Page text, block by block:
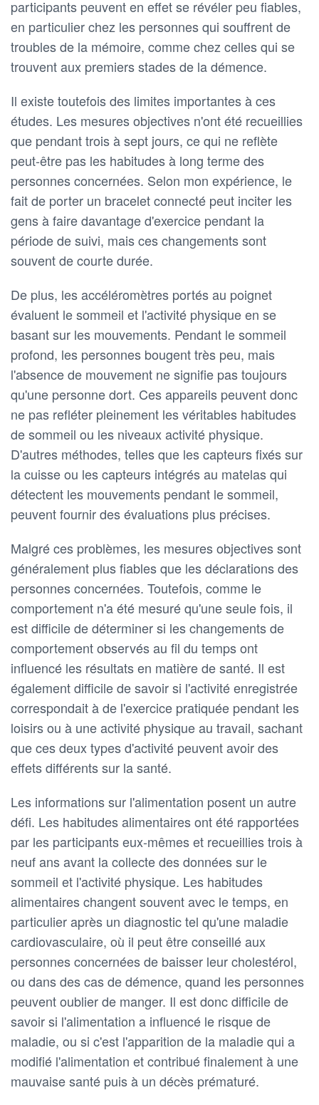
participants peuvent en effet se révéler peu fiables,
en particulier chez les personnes qui souffrent de
troubles de la mémoire, comme chez celles qui se
trouvent aux premiers stades de la démence.
Il existe toutefois des limites importantes à ces
études. Les mesures objectives n'ont été recueillies
que pendant trois à sept jours, ce qui ne reflète
peut-être pas les habitudes à long terme des
personnes concernées. Selon mon expérience, le
fait de porter un bracelet connecté peut inciter les
gens à faire davantage d'exercice pendant la
période de suivi, mais ces changements sont
souvent de courte durée.
De plus, les accéléromètres portés au poignet
évaluent le sommeil et l'activité physique en se
basant sur les mouvements. Pendant le sommeil
profond, les personnes bougent très peu, mais
l'absence de mouvement ne signifie pas toujours
qu'une personne dort. Ces appareils peuvent donc
ne pas refléter pleinement les véritables habitudes
de sommeil ou les niveaux activité physique.
D'autres méthodes, telles que les capteurs fixés sur
la cuisse ou les capteurs intégrés au matelas qui
détectent les mouvements pendant le sommeil,
peuvent fournir des évaluations plus précises.
Malgré ces problèmes, les mesures objectives sont
généralement plus fiables que les déclarations des
personnes concernées. Toutefois, comme le
comportement n'a été mesuré qu'une seule fois, il
est difficile de déterminer si les changements de
comportement observés au fil du temps ont
influencé les résultats en matière de santé. Il est
également difficile de savoir si l'activité enregistrée
correspondait à de l'exercice pratiquée pendant les
loisirs ou à une activité physique au travail, sachant
que ces deux types d'activité peuvent avoir des
effets différents sur la santé.
Les informations sur l'alimentation posent un autre
défi. Les habitudes alimentaires ont été rapportées
par les participants eux-mêmes et recueillies trois à
neuf ans avant la collecte des données sur le
sommeil et l'activité physique. Les habitudes
alimentaires changent souvent avec le temps, en
particulier après un diagnostic tel qu'une maladie
cardiovasculaire, où il peut être conseillé aux
personnes concernées de baisser leur cholestérol,
ou dans des cas de démence, quand les personnes
peuvent oublier de manger. Il est donc difficile de
savoir si l'alimentation a influencé le risque de
maladie, ou si c'est l'apparition de la maladie qui a
modifié l'alimentation et contribué finalement à une
mauvaise santé puis à un décès prématuré.